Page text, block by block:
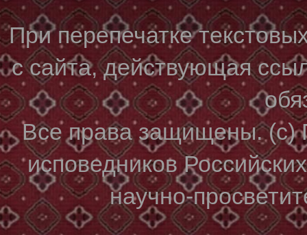
При перепечатке
с сайта, действующая
Все права защищены. (с)
исповедников
научно-